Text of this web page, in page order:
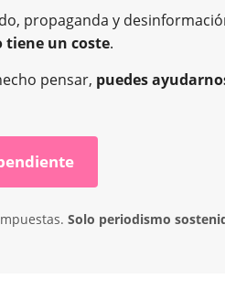
propaganda y
tiene un coste.
pensar, puedes
Solo periodismo